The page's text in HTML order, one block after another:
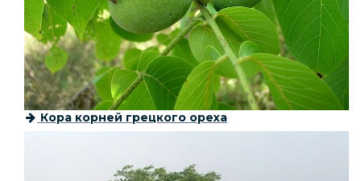
Кора корней грецкого ореха